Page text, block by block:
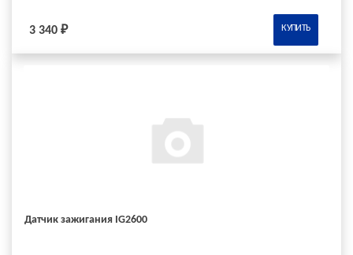
3 340 ₽ КУПИТЬ
Датчик зажигания IG2600